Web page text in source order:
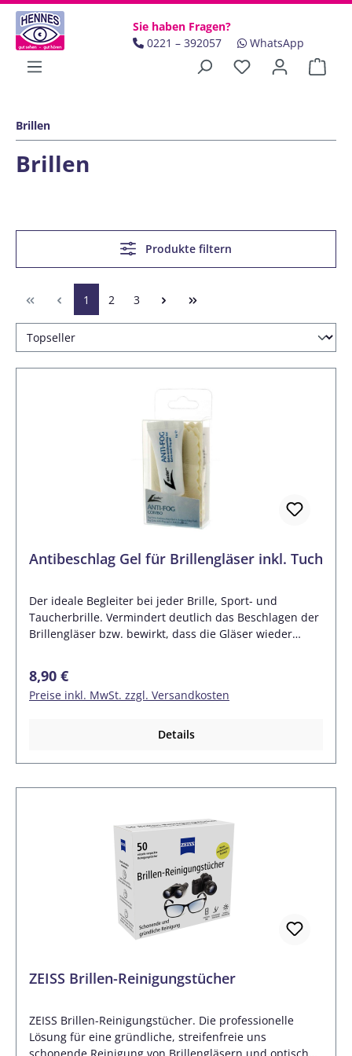
Zum Hauptinhalt springen
Sie haben Fragen?
0221 – 392057
WhatsApp
Brillen
Brillen
Produkte filtern
Seite
1 Seite
2 Seite
3
Antibeschlag Gel für Brillengläser inkl. Tuch
Der ideale Begleiter bei jeder Brille, Sport- und
Taucherbrille. Vermindert deutlich das Beschlagen der
Brillengläser bzw. bewirkt, dass die Gläser wieder
beschlägt die Brille?Durch die Luftfeuchtigkeit
kondensiert Wasser auf den Brillengläsern. Viele sehr
nebelige Fläche. Die einzelnen Tropfen bilden auf dem
desto mehr wird die Sicht verschleiert. Mit einer
Kontaktwinkel ist somit gleich null. Ist der
Kontaktwinkel = 0°, beschlägt das Glas nicht. Durch das
Antibeschlag-Gel wird der Kontaktwinkel entsprechend
so verkleinert das das Brillenglas nicht
beschlägt. Grundlage für die optimale Wirkung des
Antibeschlaggels ist die vorherige, gründliche
Reinigung der Brillengläser. Anwendung: Bringen Sie
einen kleinen Tropfen Gel auf jede Seite des
Regulärer Preis:
8,90 €
Preise inkl. MwSt. zzgl. Versandkosten
Details
ZEISS Brillen-Reinigungstücher
ZEISS Brillen-Reinigungstücher. Die professionelle
Lösung für eine gründliche, streifenfreie uns